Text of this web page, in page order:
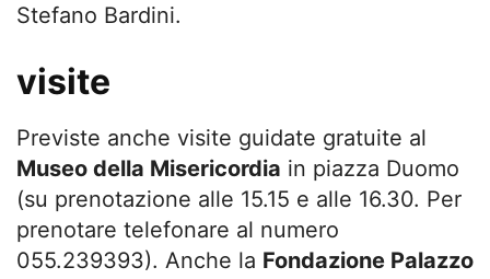
Stefano Bardini.
visite
Previste anche visite guidate gratuite al
Museo della Misericordia in piazza Duomo
(su prenotazione alle 15.15 e alle 16.30. Per
prenotare telefonare al numero
055.239393). Anche la Fondazione Palazzo